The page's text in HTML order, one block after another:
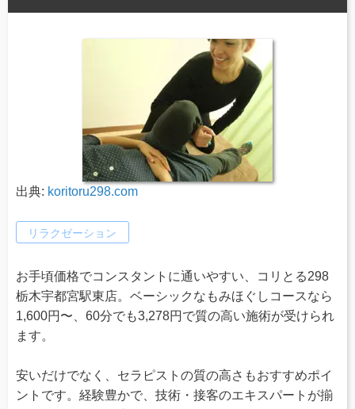
出典: koritoru298.com
リラクゼーション
お手頃価格でコンスタントに通いやすい、コリとる298
栃木宇都宮駅東店。ベーシックなもみほぐしコースなら
1,600円〜、60分でも3,278円で質の高い施術が受けられ
ます。
安いだけでなく、セラピストの質の高さもおすすめポイ
ントです。経験豊かで、技術・接客のエキスパートが揃